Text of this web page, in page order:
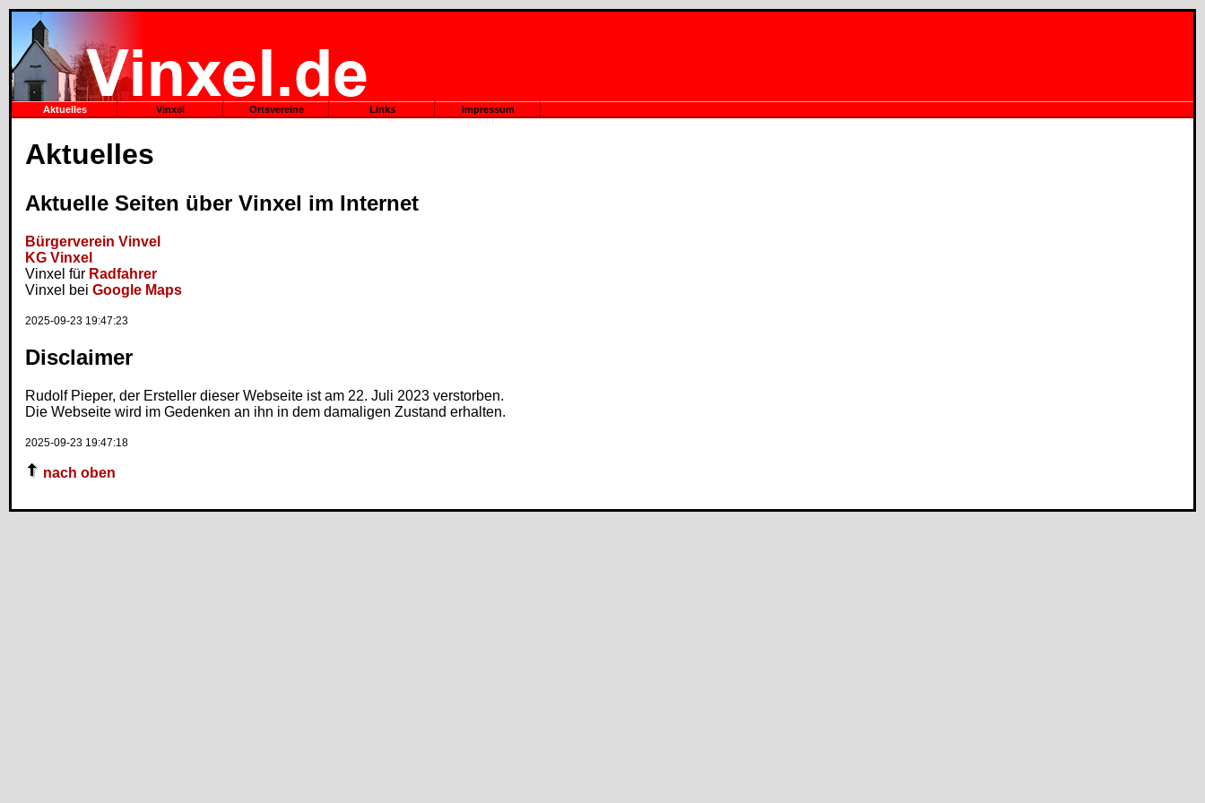
Aktuelles Vinxel Ortsvereine Links Impressum
Aktuelles
Aktuelle Seiten über Vinxel im Internet
Bürgerverein Vinvel
KG Vinxel
Vinxel für Radfahrer
Vinxel bei Google Maps
2025-09-23 19:47:23
Disclaimer
Rudolf Pieper, der Ersteller dieser Webseite ist am 22. Juli 2023 verstorben.
Die Webseite wird im Gedenken an ihn in dem damaligen Zustand erhalten.
2025-09-23 19:47:18
nach oben